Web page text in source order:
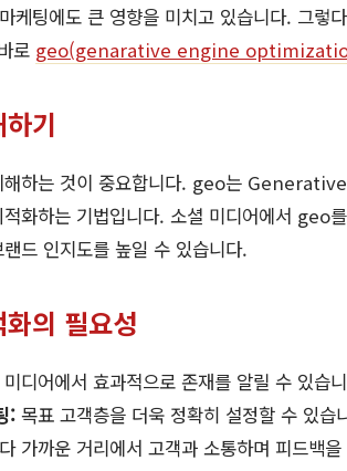
케팅에도 큰 영향을 미치고 있습니다. 그렇
로 geo(genarative engine
기
해하는 것이 중요합니다. geo는
화하는 기법입니다. 소셜 미디어에서 geo
드 인지도를 높일 수 있습니다.
의 필요성
디어에서 효과적으로 존재를 알릴 수 있습
: 목표 고객층을 더욱 정확히 설정할 수 있습
가까운 거리에서 고객과 소통하며 피드백